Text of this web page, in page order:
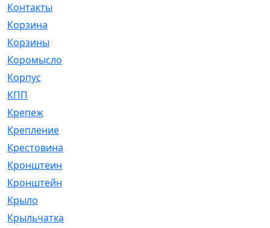
Контакты
Корзина
Корзины
Коромысло
Корпус
КПП
Крепеж
Крепление
Крестовина
Кронштеин
Кронштейн
Крыло
Крыльчатка